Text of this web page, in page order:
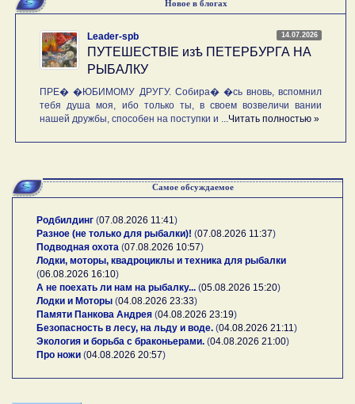
Новое в блогах
14.07.2026
Leader-spb
ПУТЕШЕСТВIE изѣ ПЕТЕРБУРГА НА
РЫБАЛКУ
ПРЕ� �ЮБИМОМУ ДРУГУ. Собира� �сь вновь, вспомнил
тебя душа моя, ибо только ты, в своем возвеличи вании
нашей дружбы, способен на поступки и ... Читать полностью »
Самое обсуждаемое
Родбилдинг (07.08.2026 11:41 )
Разное (не только для рыбалки)! (07.08.2026 11:37)
Подводная охота (07.08.2026 10:57)
Лодки, моторы, квадроциклы и техника для рыбалки
(06.08.2026 16:10)
А не поехать ли нам на рыбалку... (05.08.2026 15:20)
Лодки и Моторы (04.08.2026 23:33)
Памяти Панкова Андрея (04.08.2026 23:19)
Безопасность в лесу, на льду и воде. (04.08.2026 21:11 )
Экология и борьба с браконьерами. (04.08.2026 21:00)
Про ножи (04.08.2026 20:57)